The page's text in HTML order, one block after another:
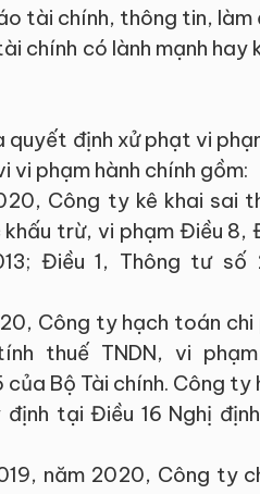
tài chính, thông tin, làm
chính có lành mạnh hay
quyết định xử phạt vi
vi phạm hành chính gồm:
Công ty kê khai sai
trừ, vi phạm Điều 8,
Điều 1, Thông tư
Công ty hạch toán
thuế TNDN, vi
Bộ Tài chính. Công ty
tại Điều 16 Nghị
năm 2020, Công ty